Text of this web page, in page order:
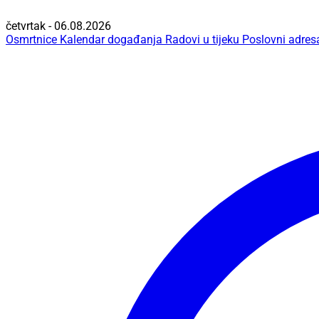
četvrtak - 06.08.2026
Osmrtnice Kalendar događanja Radovi u tijeku Poslovni